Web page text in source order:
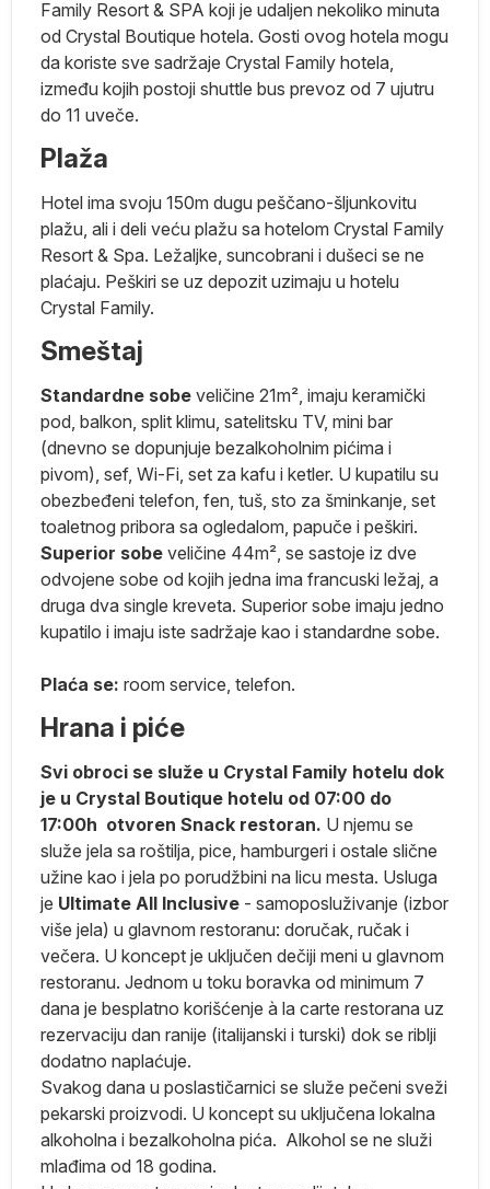
Family Resort & SPA koji je udaljen nekoliko minuta
od Crystal Boutique hotela. Gosti ovog hotela mogu
da koriste sve sadržaje Crystal Family hotela,
između kojih postoji shuttle bus prevoz od 7 ujutru
do 11 uveče.
Plaža
Hotel ima svoju 150m dugu peščano-šljunkovitu
plažu, ali i deli veću plažu sa hotelom Crystal Family
Resort & Spa. Ležaljke, suncobrani i dušeci se ne
plaćaju. Peškiri se uz depozit uzimaju u hotelu
Crystal Family.
Smeštaj
Standardne sobe veličine 21m², imaju keramički
pod, balkon, split klimu, satelitsku TV, mini bar
(dnevno se dopunjuje bezalkoholnim pićima i
pivom), sef, Wi-Fi, set za kafu i ketler. U kupatilu su
obezbeđeni telefon, fen, tuš, sto za šminkanje, set
toaletnog pribora sa ogledalom, papuče i peškiri.
Superior sobe veličine 44m², se sastoje iz dve
odvojene sobe od kojih jedna ima francuski ležaj, a
druga dva single kreveta. Superior sobe imaju jedno
kupatilo i imaju iste sadržaje kao i standardne sobe.
Plaća se: room service, telefon.
Hrana i piće
Svi obroci se služe u Crystal Family hotelu dok
je u Crystal Boutique hotelu od 07:00 do
17:00h otvoren Snack restoran. U njemu se
služe jela sa roštilja, pice, hamburgeri i ostale slične
užine kao i jela po porudžbini na licu mesta. Usluga
je Ultimate All Inclusive - samoposluživanje (izbor
više jela) u glavnom restoranu: doručak, ručak i
večera. U koncept je uključen dečiji meni u glavnom
restoranu. Jednom u toku boravka od minimum 7
dana je besplatno korišćenje à la carte restorana uz
rezervaciju dan ranije (italijanski i turski) dok se riblji
dodatno naplaćuje.
Svakog dana u poslastičarnici se služe pečeni sveži
pekarski proizvodi. U koncept su uključena lokalna
alkoholna i bezalkoholna pića. Alkohol se ne služi
mlađima od 18 godina.